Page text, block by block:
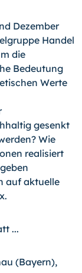
Dezember
Handel
die
Bedeutung
Werte
gesenkt
Wie
realisiert
auf aktuelle
...
(Bayern),